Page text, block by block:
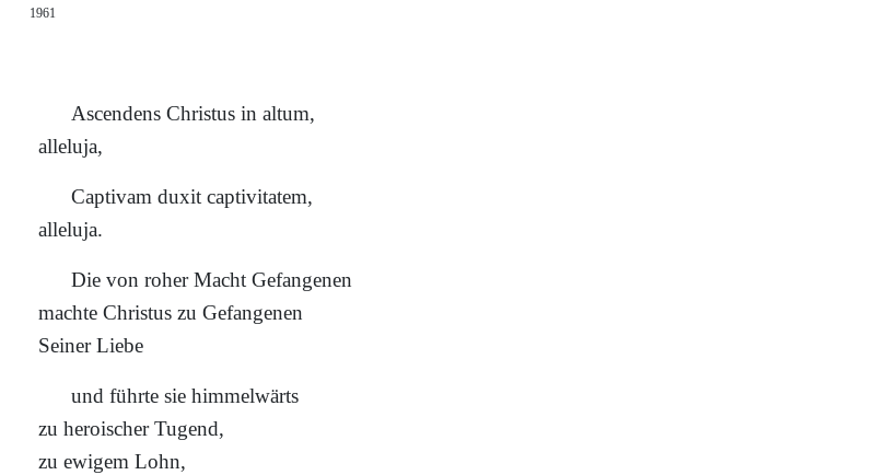
1961
Ascendens Christus in altum,
alleluja,
Captivam duxit captivitatem,
alleluja.
Die von roher Macht Gefangenen
machte Christus zu Gefangenen
Seiner Liebe
und führte sie himmelwärts
zu heroischer Tugend,
zu ewigem Lohn,